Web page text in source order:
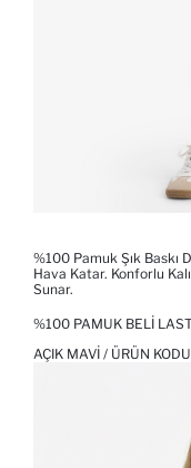
%100 Pamuk Şık Baskı
Hava Katar. Konforlu
Sunar.
%100 PAMUK BELI
AÇIK MAVI / ÜRÜN